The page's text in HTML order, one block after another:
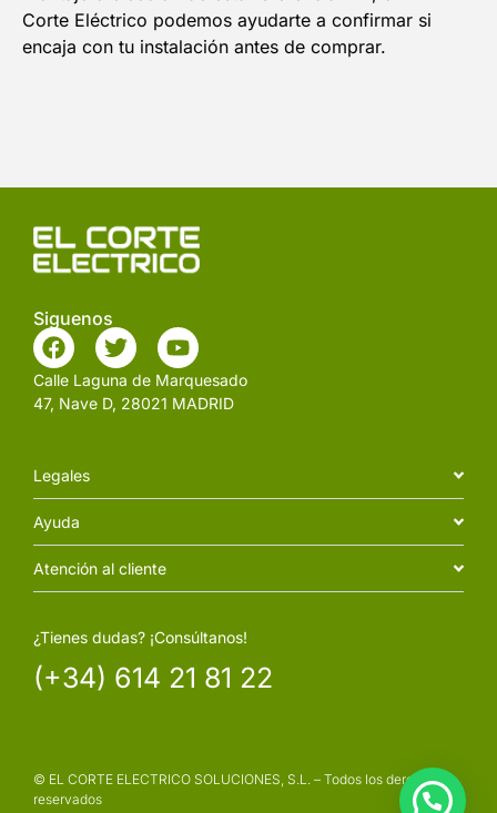
Corte Eléctrico podemos ayudarte a confirmar si
encaja con tu instalación antes de comprar.
Siguenos
Calle Laguna de Marquesado
47, Nave D, 28021 MADRID
Legales
Ayuda
Atención al cliente
¿Tienes dudas? ¡Consúltanos!
(+34) 614 21 81 22
© EL CORTE ELECTRICO SOLUCIONES, S.L. – Todos los derechos
reservados